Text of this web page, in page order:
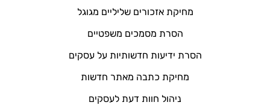
מחיקת אזכורים שליליים מגוגל
הסרת מסמכים משפטיים
הסרת ידיעות חדשותיות על עסקים
מחיקת כתבה מאתר חדשות
ניהול חוות דעת לעסקים